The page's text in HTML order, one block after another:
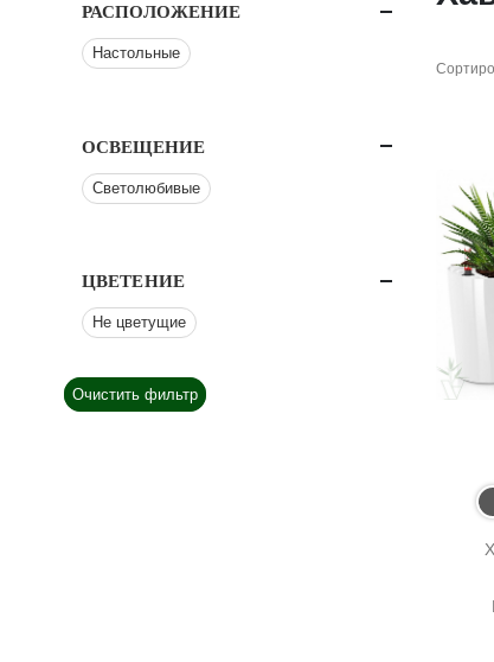
РАСПОЛОЖЕНИЕ
Настольные
ОСВЕЩЕНИЕ
Светолюбивые
ЦВЕТЕНИЕ
Не цветущие
Очистить фильтр